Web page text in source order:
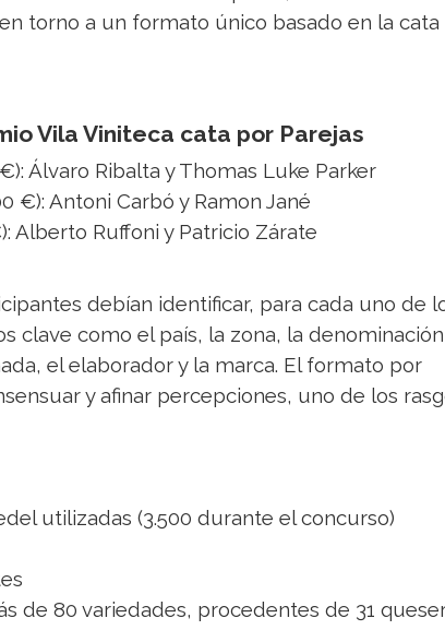
torno a un formato único basado en la cata
Vila Viniteca cata por Parejas
Álvaro Ribalta y Thomas Luke Parker
€): Antoni Carbó y Ramon Jané
Alberto Ruffoni y Patricio Zárate
debían identificar, para cada uno de
clave como el país, la zona, la
el elaborador y la marca. El formato por
y afinar percepciones, uno de los
utilizadas (3.500 durante el concurso)
de 80 variedades, procedentes de 31